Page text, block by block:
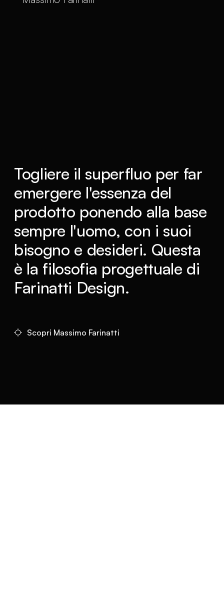
Togliere il superfluo per far
emergere l'essenza del
prodotto ponendo alla base
sempre l'uomo, con i suoi
bisogno e desideri. Questa
è la filosofia progettuale di
Farinatti Design.
Scopri Massimo Farinatti